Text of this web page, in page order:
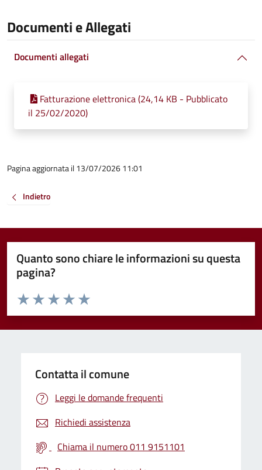
Documenti e Allegati
Documenti allegati
Fatturazione elettronica (24,14 KB - Pubblicato
il 25/02/2020)
Pagina aggiornata il 13/07/2026 11:01
Indietro
Quanto sono chiare le informazioni su questa
pagina?
Valuta da 1 a 5 stelle la pagina
Valuta 5 stelle su 5
Valuta 4 stelle su 5
Valuta 3 stelle su 5
Valuta 2 stelle su 5
Valuta 1 stelle su 5
Contatta il comune
Leggi le domande frequenti
Richiedi assistenza
Chiama il numero 011 9151101